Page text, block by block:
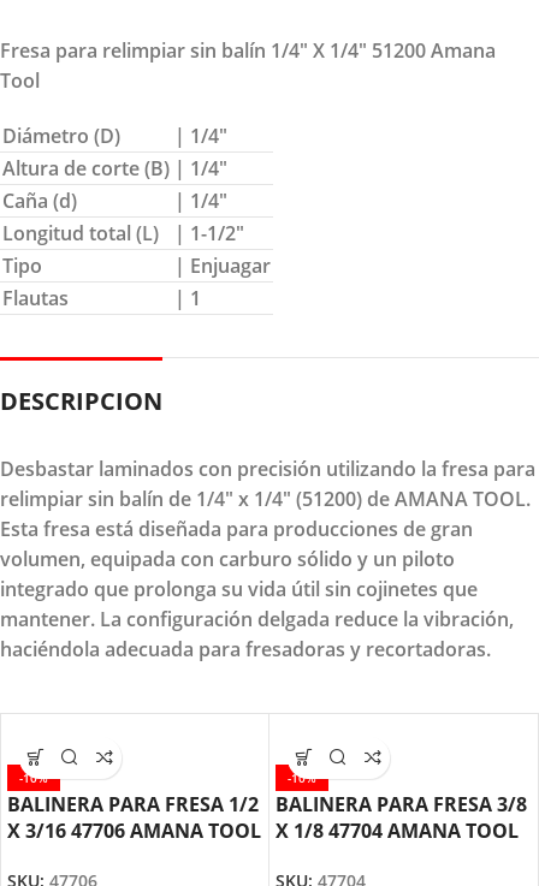
Fresa para relimpiar sin balín 1/4″ X 1/4″ 51200 Amana
Tool
Diámetro (D)
| 1/4″
Altura de corte (B) | 1/4″
Caña (d)
| 1/4″
Longitud total (L)
| 1-1/2″
Tipo
| Enjuagar
Flautas
| 1
DESCRIPCION
Desbastar laminados con precisión utilizando la fresa para
relimpiar sin balín de 1/4" x 1/4" (51200) de AMANA TOOL.
Esta fresa está diseñada para producciones de gran
volumen, equipada con carburo sólido y un piloto
integrado que prolonga su vida útil sin cojinetes que
mantener. La configuración delgada reduce la vibración,
haciéndola adecuada para fresadoras y recortadoras.
-10%
BALINERA PARA FRESA 1/2
X 3/16 47706 AMANA TOOL
SKU: 47706
-10%
BALINERA PARA FRESA 3/8
X 1/8 47704 AMANA TOOL
SKU: 47704